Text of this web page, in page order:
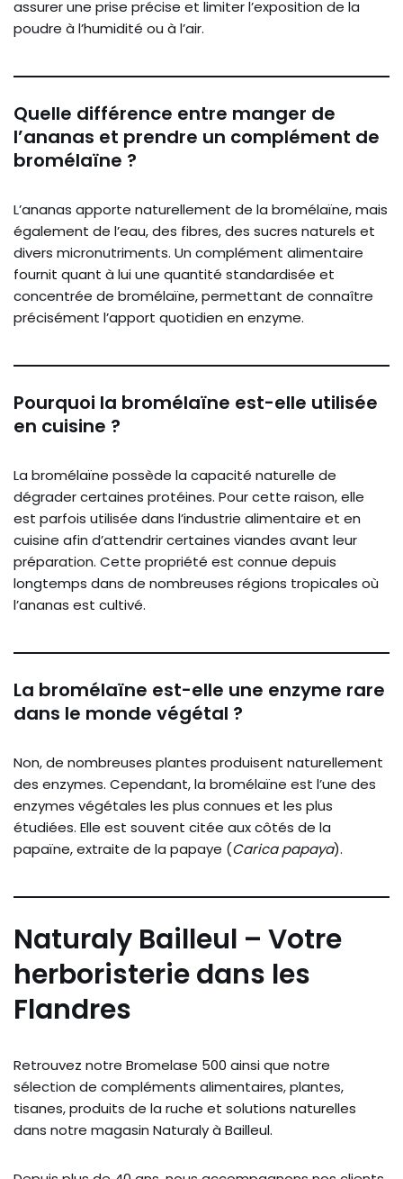
assurer une prise précise et limiter l’exposition de la
poudre à l’humidité ou à l’air.
Quelle différence entre manger de
l’ananas et prendre un complément de
bromélaïne ?
L’ananas apporte naturellement de la bromélaïne, mais
également de l’eau, des fibres, des sucres naturels et
divers micronutriments. Un complément alimentaire
fournit quant à lui une quantité standardisée et
concentrée de bromélaïne, permettant de connaître
précisément l’apport quotidien en enzyme.
Pourquoi la bromélaïne est-elle utilisée
en cuisine ?
La bromélaïne possède la capacité naturelle de
dégrader certaines protéines. Pour cette raison, elle
est parfois utilisée dans l’industrie alimentaire et en
cuisine afin d’attendrir certaines viandes avant leur
préparation. Cette propriété est connue depuis
longtemps dans de nombreuses régions tropicales où
l’ananas est cultivé.
La bromélaïne est-elle une enzyme rare
dans le monde végétal ?
Non, de nombreuses plantes produisent naturellement
des enzymes. Cependant, la bromélaïne est l’une des
enzymes végétales les plus connues et les plus
étudiées. Elle est souvent citée aux côtés de la
papaïne, extraite de la papaye (Carica papaya).
Naturaly Bailleul – Votre
herboristerie dans les
Flandres
Retrouvez notre Bromelase 500 ainsi que notre
sélection de compléments alimentaires, plantes,
tisanes, produits de la ruche et solutions naturelles
dans notre magasin Naturaly à Bailleul.